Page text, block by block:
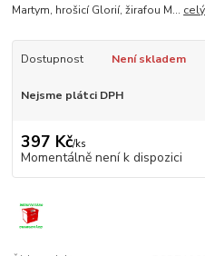
Martym, hrošicí Glorií, žirafou M...
Dostupnost Není skladem
Nejsme plátci DPH
397 Kč/ks
Momentálně není k dispozici